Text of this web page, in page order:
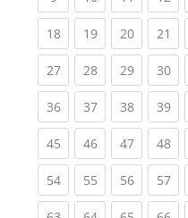
18(current)
19(current)
20(current)
21
27(current)
28(current)
29(current)
30
36(current)
37(current)
38(current)
39
45(current)
46(current)
47(current)
48
54(current)
55(current)
56(current)
57